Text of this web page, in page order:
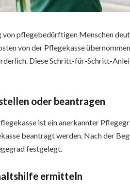
von pflegebedürftigen Menschen
von der Pflegekasse
Diese Schritt-für-Schritt-
oder beantragen
ist ein anerkannter
beantragt werden. Nach der
festgelegt.
ermitteln